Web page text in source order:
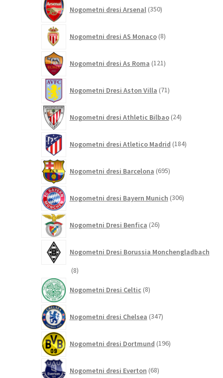
Nogometni dresi Arsenal 350izdelkov
Nogometni dresi AS Monaco 8izdelkov
Nogometni dresi As Roma 121izdelkov
Nogometni Dresi Aston Villa 71izdelkov
Nogometni dresi Athletic Bilbao 24izdelkov
Nogometni dresi Atletico Madrid 184izdelkov
Nogometni dresi Barcelona 695izdelkov
Nogometni dresi Bayern Munich 306izdelkov
Nogometni Dresi Benfica 26izdelkov
Nogometni Dresi Borussia Monchengladbach
88
Nogometni Dresi Celtic 8izdelkov
Nogometni dresi Chelsea 347izdelkov
Nogometni dresi Dortmund 196izdelkov
Nogometni dresi Everton 68izdelkov